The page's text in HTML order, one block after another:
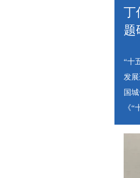
丁
题
“十
发
国
《